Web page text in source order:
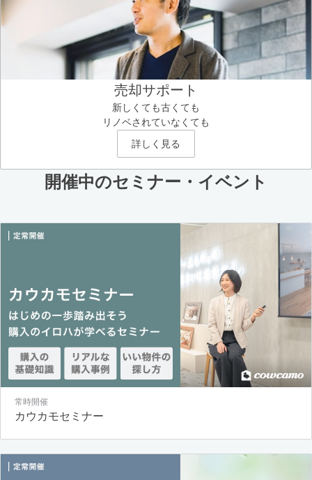
売却サポート
新しくても古くても
リノベされていなくても
詳しく見る
開催中のセミナー・イベント
常時開催
カウカモセミナー